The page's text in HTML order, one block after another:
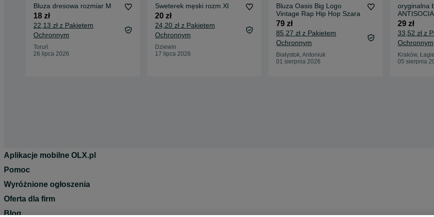
Bluza dresowa rozmiar M
18 zł
22,13 zł z Pakietem
Ochronnym
Toruń
26 lipca 2026
Sweterek męski rozm Xl
20 zł
24,20 zł z Pakietem
Ochronnym
Dziewin
17 lipca 2026
Bluza Oasis Big Logo
Vintage Rap Hip Hop Szara
79 zł
85,27 zł z Pakietem
Ochronnym
Białystok, Antoniuk
01 sierpnia 2026
oryginalna
29 zł
33,52 zł z
Ochronnym
Kraków,
05 sierpnia
Aplikacje mobilne OLX.pl
Pomoc
Wyróżnione ogłoszenia
Oferta dla firm
Blog